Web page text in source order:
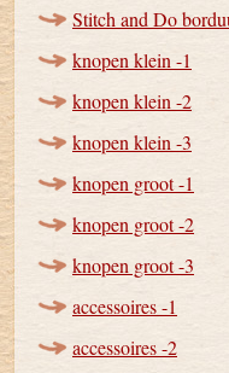
Stitch and Do
knopen klein -1
knopen klein -2
knopen klein -3
knopen groot -1
knopen groot -2
knopen groot -3
accessoires -1
accessoires -2